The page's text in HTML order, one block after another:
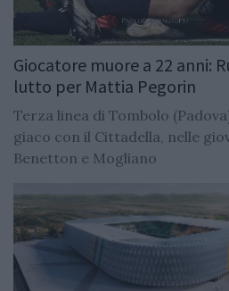
Giocatore muore a 22 anni:
lutto per Mattia Pegorin
Terza linea di Tombolo
giaco con il Cittadella, nelle
Benetton e Mogliano